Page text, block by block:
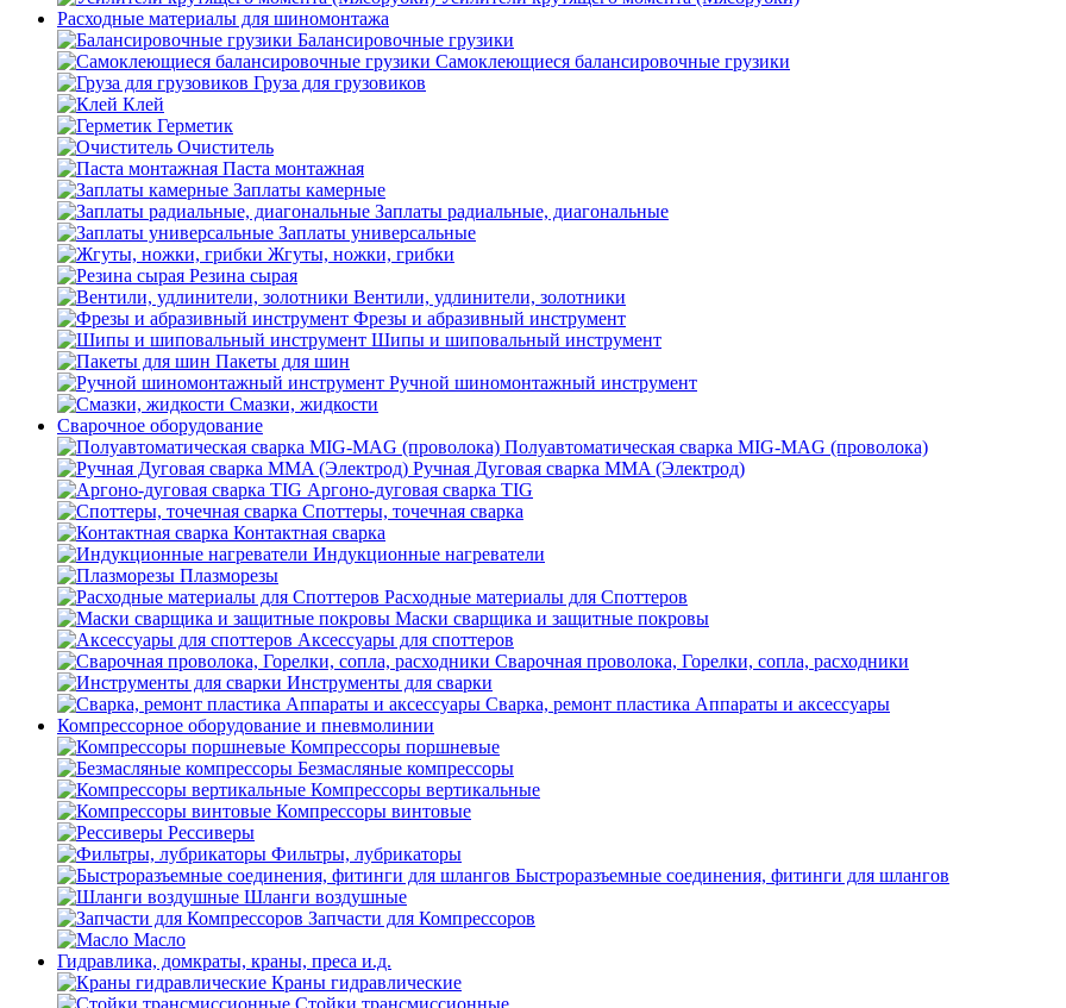
Расходные материалы для шиномонтажа
Балансировочные грузики
Самоклеющиеся балансировочные грузики
Груза для грузовиков
Клей
Герметик
Очиститель
Паста монтажная
Заплаты камерные
Заплаты радиальные, диагональные
Заплаты универсальные
Жгуты, ножки, грибки
Резина сырая
Вентили, удлинители, золотники
Фрезы и абразивный инструмент
Шипы и шиповальный инструмент
Пакеты для шин
Ручной шиномонтажный инструмент
Смазки, жидкости
Сварочное оборудование
Полуавтоматическая сварка MIG-MAG (проволока)
Ручная Дуговая сварка MMA (Электрод)
Аргоно-дуговая сварка TIG
Споттеры, точечная сварка
Контактная сварка
Индукционные нагреватели
Плазморезы
Расходные материалы для Споттеров
Маски сварщика и защитные покровы
Аксессуары для споттеров
Сварочная проволока, Горелки, сопла, расходники
Инструменты для сварки
Сварка, ремонт пластика Аппараты и аксессуары
Компрессорное оборудование и пневмолинии
Компрессоры поршневые
Безмасляные компрессоры
Компрессоры вертикальные
Компрессоры винтовые
Рессиверы
Фильтры, лубрикаторы
Быстроразъемные соединения, фитинги для шлангов
Шланги воздушные
Запчасти для Компрессоров
Масло
Гидравлика, домкраты, краны, преса и.д.
Краны гидравлические
Стойки трансмиссионные